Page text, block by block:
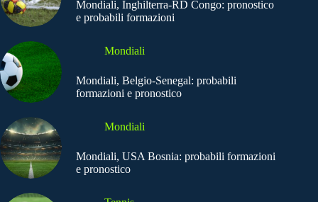
Mondiali, Inghilterra-RD Congo: pronostico
e probabili formazioni
Mondiali
Mondiali, Belgio-Senegal: probabili
formazioni e pronostico
Mondiali
Mondiali, USA Bosnia: probabili formazioni
e pronostico